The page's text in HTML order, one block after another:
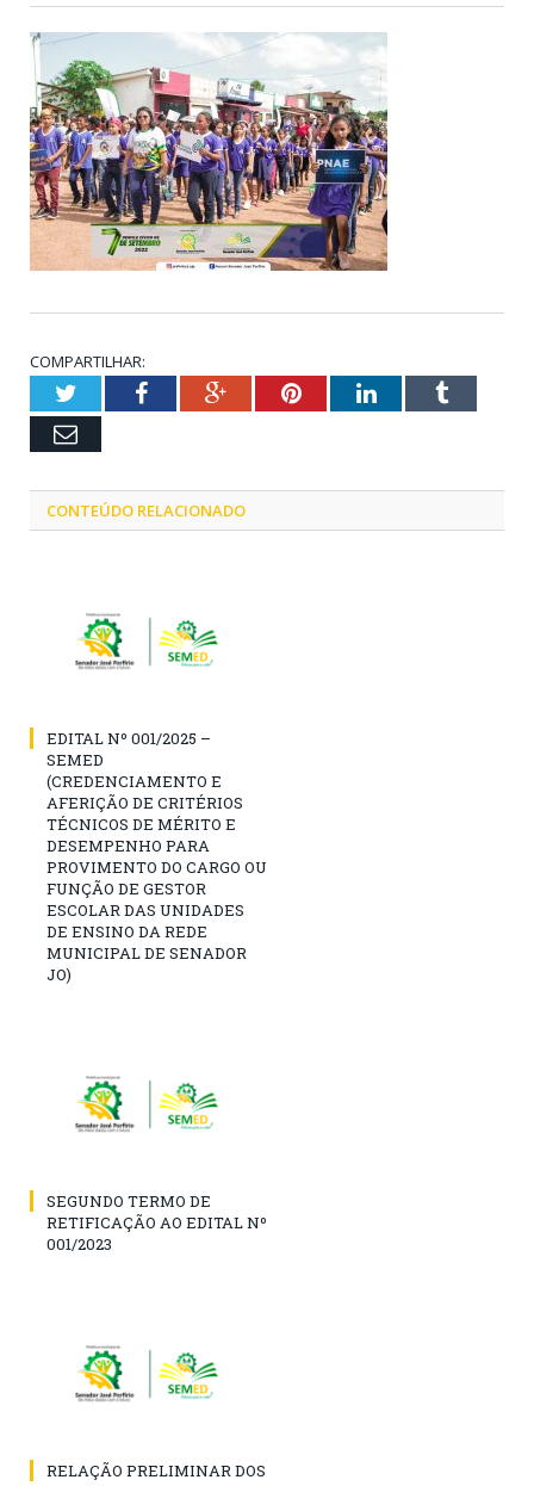
COMPARTILHAR:
TwitterFacebookGoogle+PinterestLinkedInTumblr
Email
CONTEÚDO RELACIONADO
EDITAL Nº 001/2025 –
SEMED
(CREDENCIAMENTO E
AFERIÇÃO DE CRITÉRIOS
TÉCNICOS DE MÉRITO E
DESEMPENHO PARA
PROVIMENTO DO CARGO OU
FUNÇÃO DE GESTOR
ESCOLAR DAS UNIDADES
DE ENSINO DA REDE
MUNICIPAL DE SENADOR
JO)
SEGUNDO TERMO DE
RETIFICAÇÃO AO EDITAL Nº
001/2023
RELAÇÃO PRELIMINAR DOS